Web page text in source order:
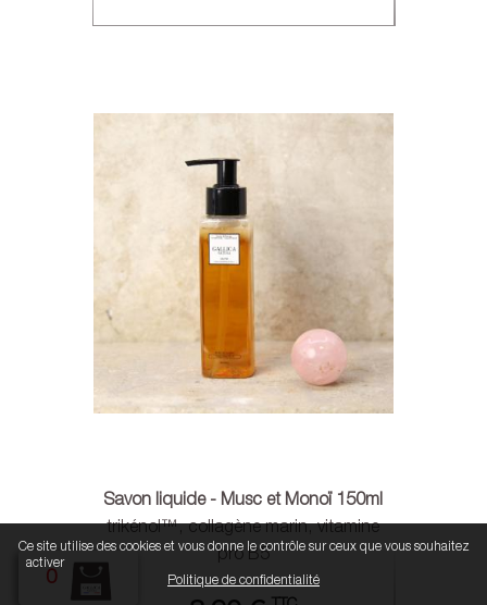
0
Savon liquide - Musc et Monoï 150ml
trikénol™, collagène marin, vitamine
pro B5
Ce site utilise des cookies et vous donne le contrôle sur ceux que vous souhaitez
activer
Tout accepter Continuer sans accepter
Politique de confidentialité